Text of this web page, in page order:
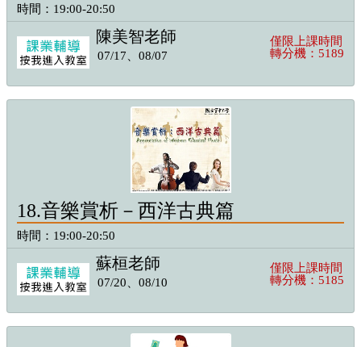
時間：19:00-20:50
陳美智老師
僅限上課時間
轉分機：5189
07/17、08/07
18.音樂賞析－西洋古典篇
時間：19:00-20:50
蘇桓老師
僅限上課時間
轉分機：5185
07/20、08/10